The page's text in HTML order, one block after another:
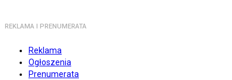
REKLAMA I PRENUMERATA
Reklama
Ogłoszenia
Prenumerata